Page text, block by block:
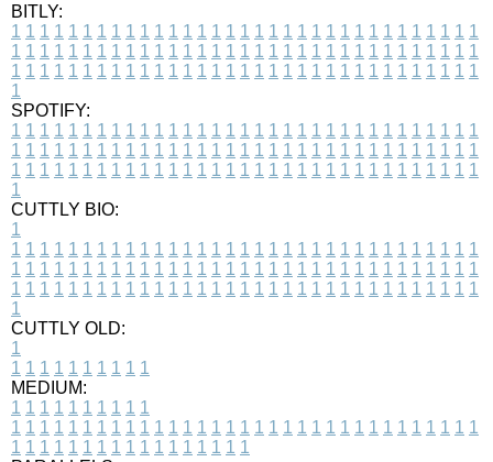
BITLY:
1 1 1 1 1 1 1 1 1 1 1 1 1 1 1 1 1 1 1 1 1 1 1 1 1 1 1 1 1 1 1 1 1
1 1 1 1 1 1 1 1 1 1 1 1 1 1 1 1 1 1 1 1 1 1 1 1 1 1 1 1 1 1 1 1 1
1 1 1 1 1 1 1 1 1 1 1 1 1 1 1 1 1 1 1 1 1 1 1 1 1 1 1 1 1 1 1 1 1
1
SPOTIFY:
1 1 1 1 1 1 1 1 1 1 1 1 1 1 1 1 1 1 1 1 1 1 1 1 1 1 1 1 1 1 1 1 1
1 1 1 1 1 1 1 1 1 1 1 1 1 1 1 1 1 1 1 1 1 1 1 1 1 1 1 1 1 1 1 1 1
1 1 1 1 1 1 1 1 1 1 1 1 1 1 1 1 1 1 1 1 1 1 1 1 1 1 1 1 1 1 1 1 1
1
CUTTLY BIO:
1
1 1 1 1 1 1 1 1 1 1 1 1 1 1 1 1 1 1 1 1 1 1 1 1 1 1 1 1 1 1 1 1 1
1 1 1 1 1 1 1 1 1 1 1 1 1 1 1 1 1 1 1 1 1 1 1 1 1 1 1 1 1 1 1 1 1
1 1 1 1 1 1 1 1 1 1 1 1 1 1 1 1 1 1 1 1 1 1 1 1 1 1 1 1 1 1 1 1 1
1
CUTTLY OLD:
1
1 1 1 1 1 1 1 1 1 1
MEDIUM:
1 1 1 1 1 1 1 1 1 1
1 1 1 1 1 1 1 1 1 1 1 1 1 1 1 1 1 1 1 1 1 1 1 1 1 1 1 1 1 1 1 1 1
1 1 1 1 1 1 1 1 1 1 1 1 1 1 1 1 1